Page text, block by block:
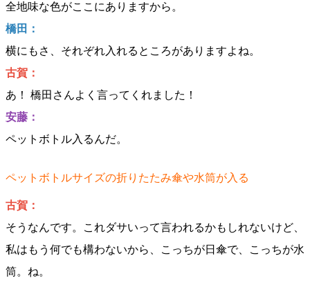
全地味な色がここにありますから。
橋田：
横にもさ、それぞれ入れるところがありますよね。
古賀：
あ！ 橋田さんよく言ってくれました！
安藤：
ペットボトル入るんだ。
ペットボトルサイズの折りたたみ傘や水筒が入る
古賀：
そうなんです。これダサいって言われるかもしれないけど、
私はもう何でも構わないから、こっちが日傘で、こっちが水
筒。ね。